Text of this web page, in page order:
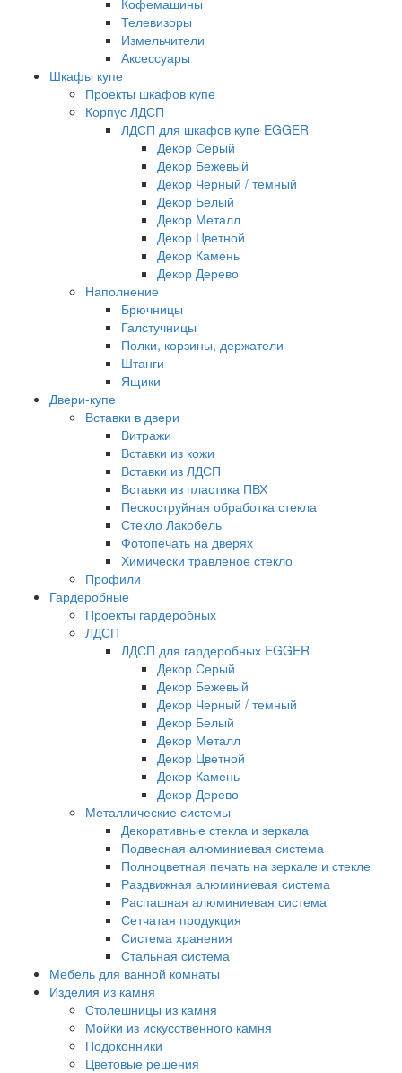
Телевизоры
Измельчители
Аксессуары
Шкафы купе
Проекты шкафов купе
Корпус ЛДСП
ЛДСП для шкафов купе EGGER
Декор Серый
Декор Бежевый
Декор Черный / темный
Декор Белый
Декор Металл
Декор Цветной
Декор Камень
Декор Дерево
Наполнение
Брючницы
Галстучницы
Полки, корзины, держатели
Штанги
Ящики
Двери-купе
Вставки в двери
Витражи
Вставки из кожи
Вставки из ЛДСП
Вставки из пластика ПВХ
Пескоструйная обработка стекла
Стекло Лакобель
Фотопечать на дверях
Химически травленое стекло
Профили
Гардеробные
Проекты гардеробных
ЛДСП
ЛДСП для гардеробных EGGER
Декор Серый
Декор Бежевый
Декор Черный / темный
Декор Белый
Декор Металл
Декор Цветной
Декор Камень
Декор Дерево
Металлические системы
Декоративные стекла и зеркала
Подвесная алюминиевая система
Полноцветная печать на зеркале и стекле
Раздвижная алюминиевая система
Распашная алюминиевая система
Сетчатая продукция
Система хранения
Стальная система
Мебель для ванной комнаты
Изделия из камня
Столешницы из камня
Мойки из искусственного камня
Подоконники
Цветовые решения